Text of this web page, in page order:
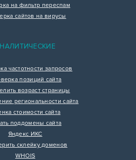
на фильтр переспам
сайтов на вирусы
частотности запросов
позиций сайта
возраст страницы
региональности сайта
стоимости сайта
поддомены сайта
Яндекс ИКС
склейку доменов
WHOIS